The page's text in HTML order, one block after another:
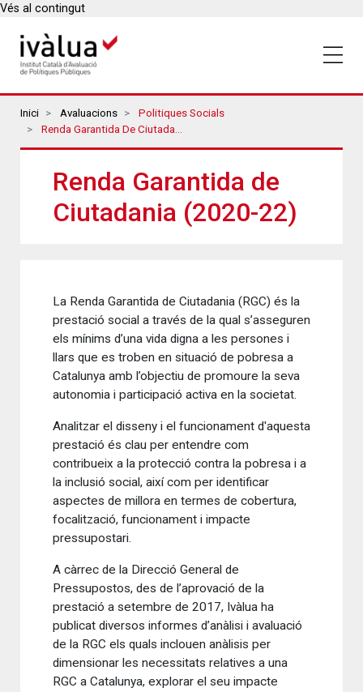
Vés al contingut
Breadcrumbs
Inici Avaluacions
Politiques Socials
Renda Garantida De Ciutadania (2020-22)
Renda Garantida de
Ciutadania (2020-22)
La Renda Garantida de Ciutadania (RGC) és la
prestació social a través de la qual s’asseguren
els mínims d’una vida digna a les persones i
llars que es troben en situació de pobresa a
Catalunya amb l’objectiu de promoure la seva
autonomia i participació activa en la societat.
Analitzar el disseny i el funcionament d'aquesta
prestació és clau per entendre com
contribueix a la protecció contra la pobresa i a
la inclusió social, així com per identificar
aspectes de millora en termes de cobertura,
focalització, funcionament i impacte
pressupostari.
A càrrec de la Direcció General de
Pressupostos, des de l’aprovació de la
prestació a setembre de 2017, Ivàlua ha
publicat diversos informes d’anàlisi i avaluació
de la RGC els quals inclouen anàlisis per
dimensionar les necessitats relatives a una
RGC a Catalunya, explorar el seu impacte